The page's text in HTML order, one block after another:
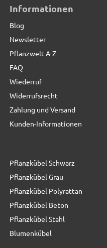
schwarz
55,00 € *
Informationen
Blog
Newsletter
Pflanzwelt A-Z
FAQ
Wiederruf
Widerrufsrecht
Zahlung und Versand
Kunden-Informationen
Pflanzkübel Schwarz
Pflanzkübel Grau
Pflanzkübel Polyrattan
Pflanzkübel Beton
Pflanzkübel Stahl
Blumenkübel